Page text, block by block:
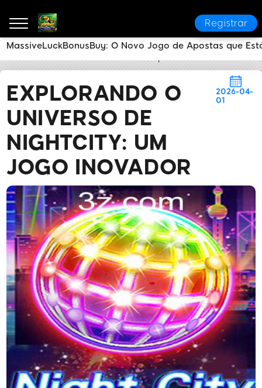
Registrar
EXPLORANDO O
UNIVERSO DE
NIGHTCITY: UM
JOGO INOVADOR
2026-04-
01
MassiveLuckBonusBuy: O Novo Jogo de Apostas que